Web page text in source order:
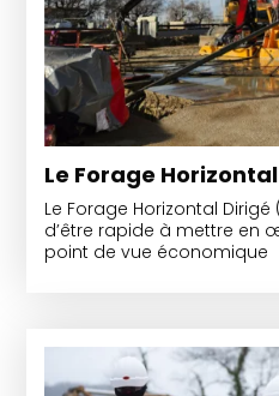
Le Forage
Le Forage Horizontal
d’être rapide à mettre en
point de vue économique